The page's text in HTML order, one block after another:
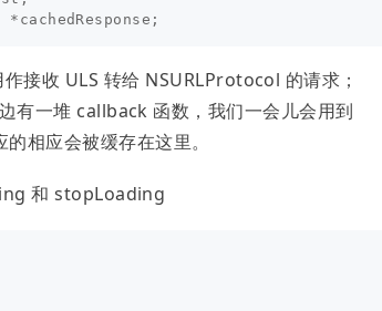
* cachedResponse ;
接收 ULS 转给 NSURLProtocol 的请求；
有一堆 callback 函数，我们一会儿会用到
相应会被缓存在这里。
和 stopLoading